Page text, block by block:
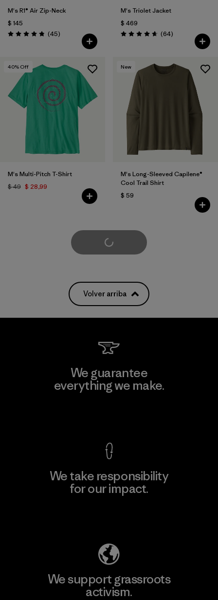
M's R1® Air Zip-Neck
$ 145
Valoración: 4.9 / 5
(45Comentarios
)
M's Triolet Jacket
$ 469
Valoración: 4.7 / 5
(64Comentarios
)
40% Off
M's Multi-Pitch T-Shirt
$ 49 $ 28,99
New
M's Long-Sleeved Capilene®
Cool Trail Shirt
$ 59
Cargar Más
Volver arriba
We guarantee
everything we make.
We take responsibility
for our impact.
We support grassroots
activism.